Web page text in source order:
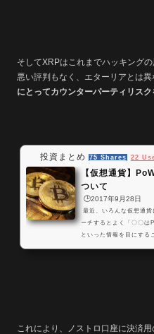
そしてXRPはこれまでハッキング
悪い評判もなく、エターリアとは異
にとってカウンターパーティリス
投資まとめ 75 Shares 22
【仮想通貨】
ついて
🕒️2017年9月28日
最近、いろんな仮想通
ーチするとよく「〇〇は
といった情報を目にする
これにより、ノストロ口座に決済